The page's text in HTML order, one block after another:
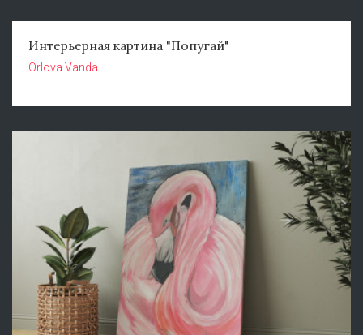
Интерьерная картина "Попугай"
Orlova Vanda